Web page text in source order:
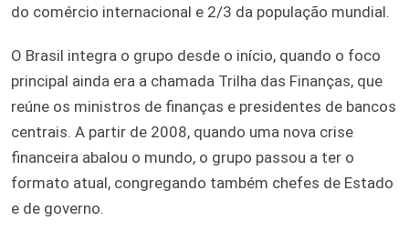
do comércio internacional e 2/3 da população mundial.
O Brasil integra o grupo desde o início, quando o foco
principal ainda era a chamada Trilha das Finanças, que
reúne os ministros de finanças e presidentes de bancos
centrais. A partir de 2008, quando uma nova crise
financeira abalou o mundo, o grupo passou a ter o
formato atual, congregando também chefes de Estado
e de governo.